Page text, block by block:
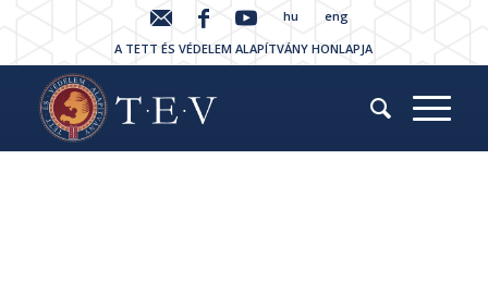
hu
eng
A TETT ÉS VÉDELEM ALAPÍTVÁNY HONLAPJA